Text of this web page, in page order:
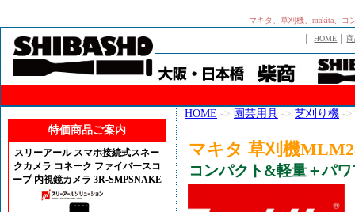
マキタ、草刈機、makita、
｜HOME ｜
特価商品ご案内
スリーアール スマホ接続式スネー
クカメラ コネーク ファイバースコ
ープ 内視鏡カメラ 3R-SMPSNAKE
HOME -> 園芸用具 -> 芝刈り機 ->
マキタ 草刈機
コンパクト&軽量＋パ